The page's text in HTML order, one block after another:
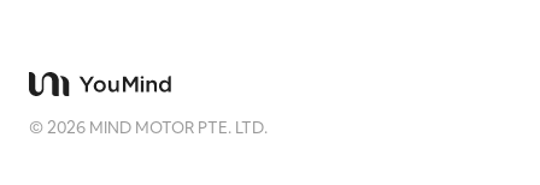
©2026 MIND MOTOR PTE. LTD.